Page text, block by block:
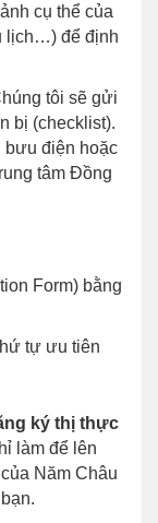
cụ thể của
lịch…) để định
tôi sẽ gửi
bị (checklist).
bưu điện hoặc
tâm Đồng
Form) bằng
tự ưu tiên
ký thị thực
làm để lên
Năm Châu